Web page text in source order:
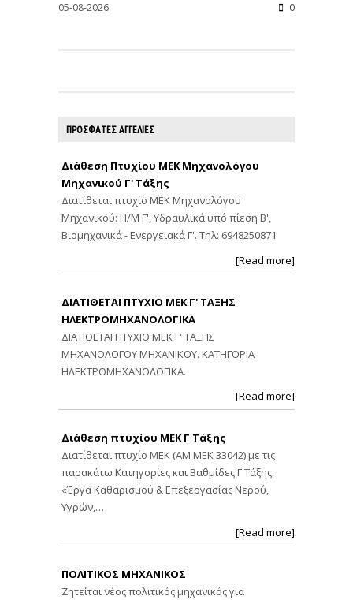
05-08-2026 0
ΠΡΟΣΦΑΤΕΣ ΑΓΓΕΛΙΕΣ
Διάθεση Πτυχίου ΜΕΚ Μηχανολόγου
Μηχανικού Γ' Τάξης
Διατίθεται πτυχίο ΜΕΚ Μηχανολόγου
Μηχανικού: Η/Μ Γ', Υδραυλικά υπό πίεση Β',
Βιομηχανικά - Ενεργειακά Γ'. Τηλ: 6948250871
[Read more]
ΔΙΑΤΙΘΕΤΑΙ ΠΤΥΧΙΟ ΜΕΚ Γ' ΤΑΞΗΣ
ΗΛΕΚΤΡΟΜΗΧΑΝΟΛΟΓΙΚΑ
ΔΙΑΤΙΘΕΤΑΙ ΠΤΥΧΙΟ ΜΕΚ Γ' ΤΑΞΗΣ
ΜΗΧΑΝΟΛΟΓΟΥ ΜΗΧΑΝΙΚΟΥ. ΚΑΤΗΓΟΡΙΑ
ΗΛΕΚΤΡΟΜΗΧΑΝΟΛΟΓΙΚΑ.
[Read more]
Διάθεση πτυχίου ΜΕΚ Γ Τάξης
Διατίθεται πτυχίο ΜΕΚ (ΑΜ ΜΕΚ 33042) με τις
παρακάτω Κατηγορίες και Βαθμίδες Γ Τάξης:
«Έργα Καθαρισμού & Επεξεργασίας Νερού,
Υγρών,…
[Read more]
ΠΟΛΙΤΙΚΟΣ ΜΗΧΑΝΙΚΟΣ
Ζητείται νέος πολιτικός μηχανικός για